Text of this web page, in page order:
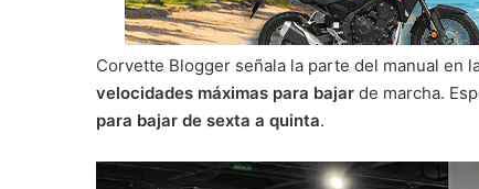
Corvette Blogger señala la parte del manual en
velocidades máximas para bajar de marcha.
para bajar de sexta a quinta.